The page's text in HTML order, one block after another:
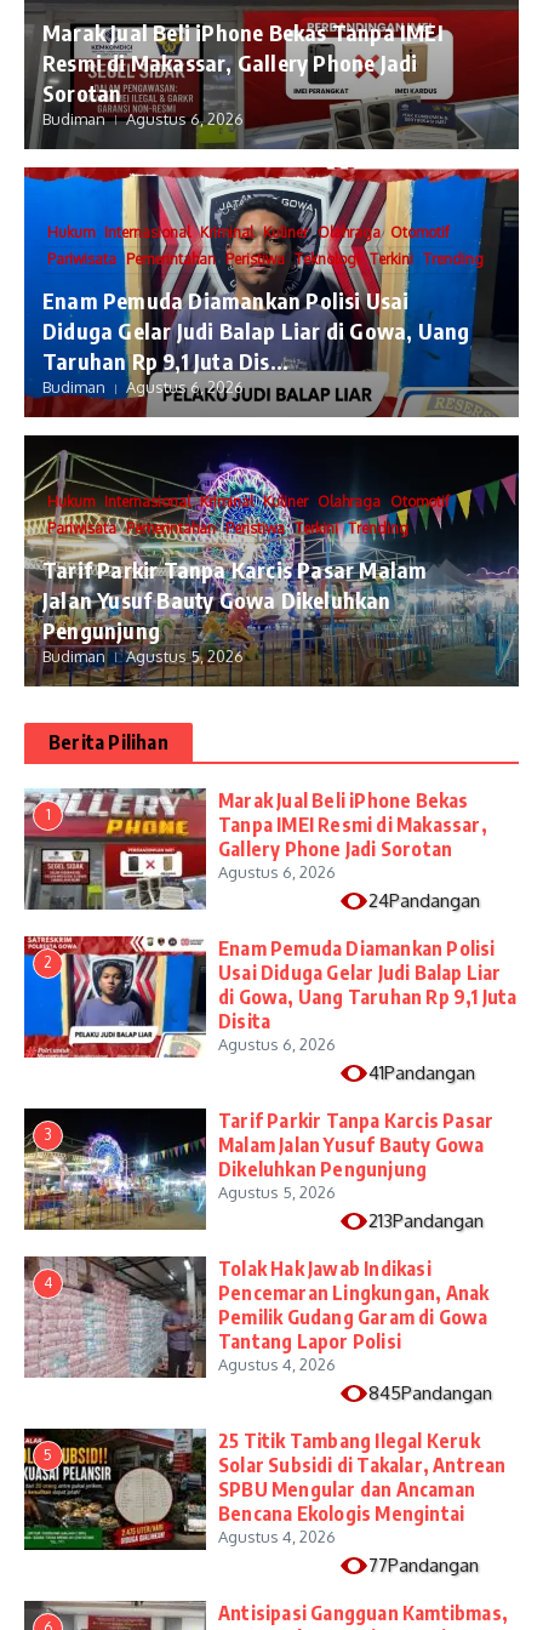
​Marak Jual Beli iPhone Bekas Tanpa IMEI
Resmi di Makassar, Gallery Phone Jadi
Sorotan
Budiman Agustus 6, 2026
Hukum Internasional Kriminal Kuliner Olahraga Otomotif
Pariwisata Pemerintahan Peristiwa Teknologi Terkini Trending
Enam Pemuda Diamankan Polisi Usai
Diduga Gelar Judi Balap Liar di Gowa, Uang
Taruhan Rp 9,1 Juta Dis...
Budiman Agustus 6, 2026
Hukum Internasional Kriminal Kuliner Olahraga Otomotif
Pariwisata Pemerintahan Peristiwa Terkini Trending
Tarif Parkir Tanpa Karcis Pasar Malam
Jalan Yusuf Bauty Gowa Dikeluhkan
Pengunjung
Budiman Agustus 5, 2026
Berita Pilihan
1
​Marak Jual Beli iPhone Bekas
Tanpa IMEI Resmi di Makassar,
Gallery Phone Jadi Sorotan
Agustus 6, 2026
24Pandangan
2
Enam Pemuda Diamankan Polisi
Usai Diduga Gelar Judi Balap Liar
di Gowa, Uang Taruhan Rp 9,1 Juta
Disita
Agustus 6, 2026
41Pandangan
3
Tarif Parkir Tanpa Karcis Pasar
Malam Jalan Yusuf Bauty Gowa
Dikeluhkan Pengunjung
Agustus 5, 2026
213Pandangan
4
Tolak Hak Jawab Indikasi
Pencemaran Lingkungan, Anak
Pemilik Gudang Garam di Gowa
Tantang Lapor Polisi
Agustus 4, 2026
845Pandangan
5
25 Titik Tambang Ilegal Keruk
Solar Subsidi di Takalar, Antrean
SPBU Mengular dan Ancaman
Bencana Ekologis Mengintai
Agustus 4, 2026
77Pandangan
Antisipasi Gangguan Kamtibmas,